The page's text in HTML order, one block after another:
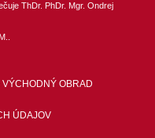
ThDr. PhDr. Mgr. Ondrej
VÝCHODNÝ OBRAD
ÚDAJOV